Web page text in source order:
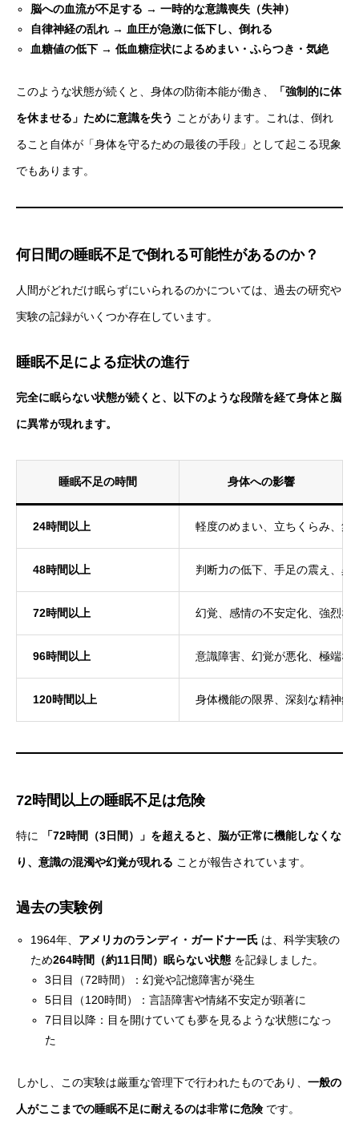
脳への血流が不足する → 一時的な意識喪失（失神）
自律神経の乱れ → 血圧が急激に低下し、倒れる
血糖値の低下 → 低血糖症状によるめまい・ふらつき・気絶
このような状態が続くと、身体の防衛本能が働き、 「強制的に体
を休ませる」ために意識を失う ことがあります。これは、倒れ
ること自体が「身体を守るための最後の手段」として起こる現象
でもあります。
何日間の睡眠不足で倒れる可能性があるのか？
人間がどれだけ眠らずにいられるのかについては、過去の研究や
実験の記録がいくつか存在しています。
睡眠不足による症状の進行
完全に眠らない状態が続くと、以下のような段階を経て身体と脳
に異常が現れます。
睡眠不足の時間 身体への影響
24時間以上 軽度のめまい、立ちくらみ、集
48時間以上 判断力の低下、手足の震え、異
72時間以上 幻覚、感情の不安定化、強烈な
96時間以上 意識障害、幻覚が悪化、極端な
120時間以上 身体機能の限界、深刻な精神錯
72時間以上の睡眠不足は危険
特に 「72時間（3日間）」を超えると、脳が正常に機能しなくな
り、意識の混濁や幻覚が現れる ことが報告されています。
過去の実験例
1964年、 アメリカのランディ・ガードナー氏 は、科学実験の
ため264時間（約11日間）眠らない状態 を記録しました。
3日目（72時間）：幻覚や記憶障害が発生
5日目（120時間）：言語障害や情緒不安定が顕著に
7日目以降：目を開けていても夢を見るような状態になっ
た
しかし、この実験は厳重な管理下で行われたものであり、 一般の
人がここまでの睡眠不足に耐えるのは非常に危険です。